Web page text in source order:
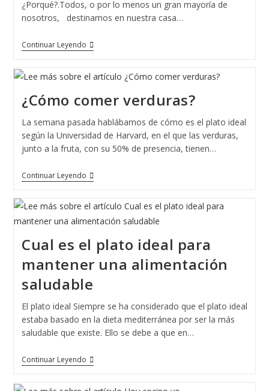
¿Porqué?.Todos, o por lo menos un gran mayoría de
nosotros, destinamos en nuestra casa…
Continuar LeyendoAlmacenar
Comida
Casa.
¿Cómo comer verduras?
La semana pasada hablábamos de cómo es el plato ideal
según la Universidad de Harvard, en el que las verduras,
junto a la fruta, con su 50% de presencia, tienen…
Continuar Leyendo¿Cómo
Comer
Cual es el plato ideal para
mantener una alimentación
saludable
El plato ideal Siempre se ha considerado que el plato ideal
estaba basado en la dieta mediterránea por ser la más
saludable que existe. Ello se debe a que en…
Continuar LeyendoCual
Es
Plato